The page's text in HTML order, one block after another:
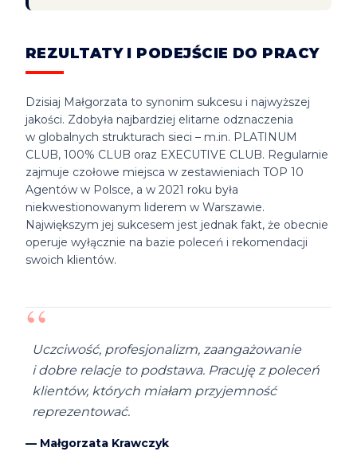
REZULTATY I PODEJŚCIE DO PRACY
Dzisiaj Małgorzata to synonim sukcesu i najwyższej
jakości. Zdobyła najbardziej elitarne odznaczenia
w globalnych strukturach sieci – m.in. PLATINUM
CLUB, 100% CLUB oraz EXECUTIVE CLUB. Regularnie
zajmuje czołowe miejsca w zestawieniach TOP 10
Agentów w Polsce, a w 2021 roku była
niekwestionowanym liderem w Warszawie.
Największym jej sukcesem jest jednak fakt, że obecnie
operuje wyłącznie na bazie poleceń i rekomendacji
swoich klientów.
“
Uczciwość, profesjonalizm, zaangażowanie
i dobre relacje to podstawa. Pracuję z poleceń
klientów, których miałam przyjemność
reprezentować.
— Małgorzata Krawczyk